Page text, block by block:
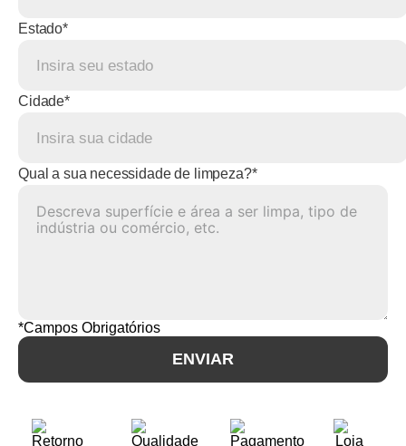
Estado*
Cidade*
Qual a sua necessidade de limpeza?*
*Campos Obrigatórios
ENVIAR